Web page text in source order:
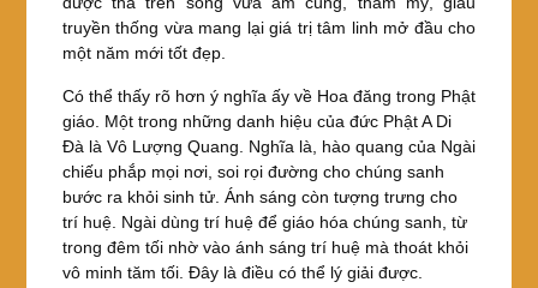
truyền thống vừa mang lại giá trị tâm linh mở đầu cho
một năm mới tốt đẹp.
Có thể thấy rõ hơn ý nghĩa ấy về Hoa đăng trong Phật
giáo. Một trong những danh hiệu của đức Phật A Di
Đà là Vô Lượng Quang. Nghĩa là, hào quang của Ngài
chiếu phắp mọi nơi, soi rọi đường cho chúng sanh
bước ra khỏi sinh tử. Ánh sáng còn tượng trưng cho
trí huệ. Ngài dùng trí huệ để giáo hóa chúng sanh, từ
trong đêm tối nhờ vào ánh sáng trí huệ mà thoát khỏi
vô minh tăm tối. Đây là điều có thể lý giải được.